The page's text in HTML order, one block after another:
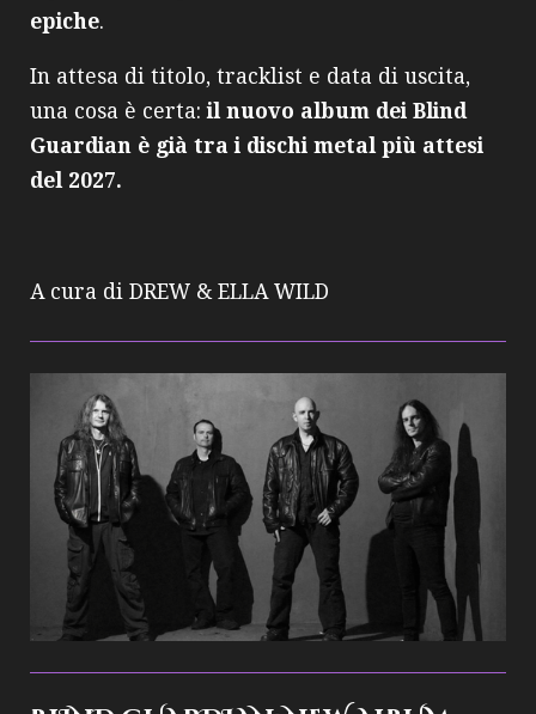
epiche.
In attesa di titolo, tracklist e data di uscita,
una cosa è certa:il nuovo album dei Blind
Guardian è già tra i dischi metal più attesi
del 2027.
A cura di DREW & ELLA WILD